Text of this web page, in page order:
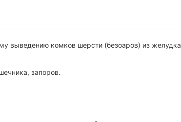
выведению комков шерсти (безоаров) из желудка
запоров.